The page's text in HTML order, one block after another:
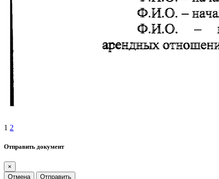
1 2
Отправить документ
×
Отмена
Отправить